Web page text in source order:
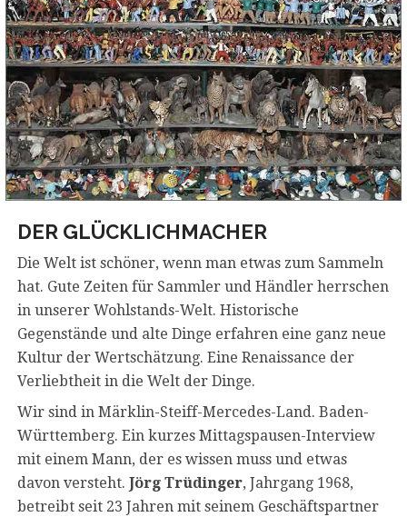
DER GLÜCKLICHMACHER
Die Welt ist schöner, wenn man etwas zum Sammeln
hat. Gute Zeiten für Sammler und Händler herrschen
in unserer Wohlstands-Welt. Historische
Gegenstände und alte Dinge erfahren eine ganz neue
Kultur der Wertschätzung. Eine Renaissance der
Verliebtheit in die Welt der Dinge.
Wir sind in Märklin-Steiff-Mercedes-Land. Baden-
Württemberg. Ein kurzes Mittagspausen-Interview
mit einem Mann, der es wissen muss und etwas
davon versteht. Jörg Trüdinger, Jahrgang 1968,
betreibt seit 23 Jahren mit seinem Geschäftspartner